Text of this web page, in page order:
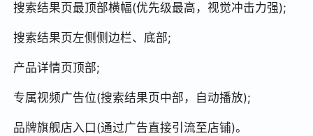
搜索结果页最顶部横幅(优先级最高，视觉冲击力强);
搜索结果页左侧侧边栏、底部;
产品详情页顶部;
专属视频广告位(搜索结果页中部，自动播放);
品牌旗舰店入口(通过广告直接引流至店铺)。